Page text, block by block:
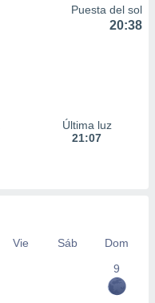
Puesta del sol
20:38
Última luz
21:07
Vie Sáb
Dom
9